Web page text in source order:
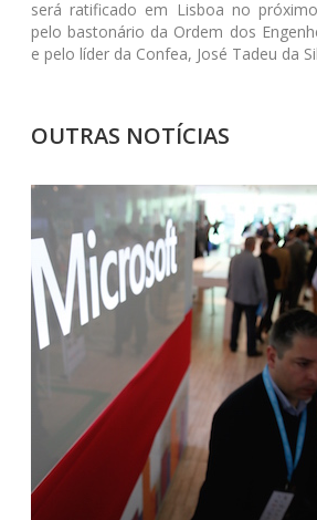
será ratificado em Lisboa no
pelo bastonário da Ordem dos
e pelo líder da Confea, José Tadeu da
OUTRAS NOTÍCIAS